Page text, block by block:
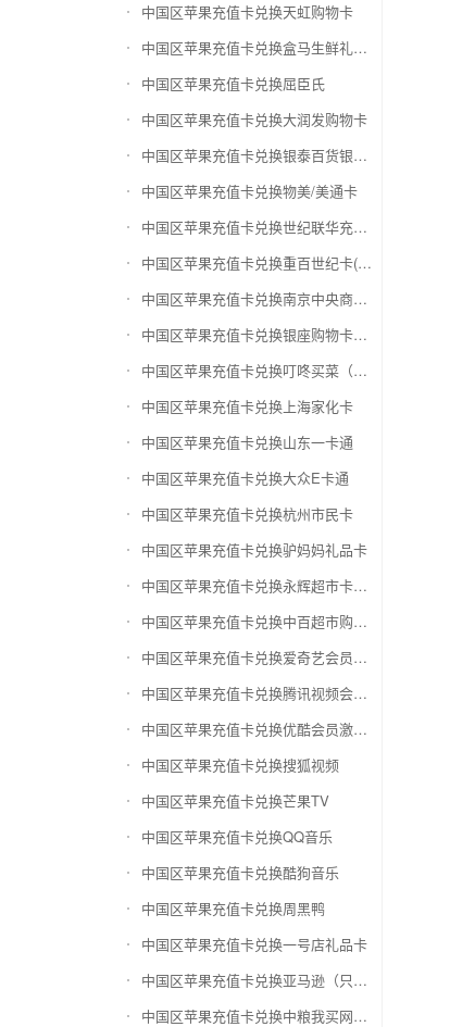
中国区苹果充值卡兑换天虹购物卡
中国区苹果充值卡兑换盒马生鲜礼品卡
中国区苹果充值卡兑换屈臣氏
中国区苹果充值卡兑换大润发购物卡
中国区苹果充值卡兑换银泰百货银泰卡
中国区苹果充值卡兑换物美/美通卡
中国区苹果充值卡兑换世纪联华充值卡(杭州联华)
中国区苹果充值卡兑换重百世纪卡(重庆百货)
中国区苹果充值卡兑换南京中央商场购物卡
中国区苹果充值卡兑换银座购物卡（黑卡）
中国区苹果充值卡兑换叮咚买菜（限通用礼品卡）
中国区苹果充值卡兑换上海家化卡
中国区苹果充值卡兑换山东一卡通
中国区苹果充值卡兑换大众E卡通
中国区苹果充值卡兑换杭州市民卡
中国区苹果充值卡兑换驴妈妈礼品卡
中国区苹果充值卡兑换永辉超市卡（限实体卡）
中国区苹果充值卡兑换中百超市购物卡
中国区苹果充值卡兑换爱奇艺会员激活码
中国区苹果充值卡兑换腾讯视频会员激活码
中国区苹果充值卡兑换优酷会员激活码
中国区苹果充值卡兑换搜狐视频
中国区苹果充值卡兑换芒果TV
中国区苹果充值卡兑换QQ音乐
中国区苹果充值卡兑换酷狗音乐
中国区苹果充值卡兑换周黑鸭
中国区苹果充值卡兑换一号店礼品卡
中国区苹果充值卡兑换亚马逊（只要实体卡）
中国区苹果充值卡兑换中粮我买网礼品卡